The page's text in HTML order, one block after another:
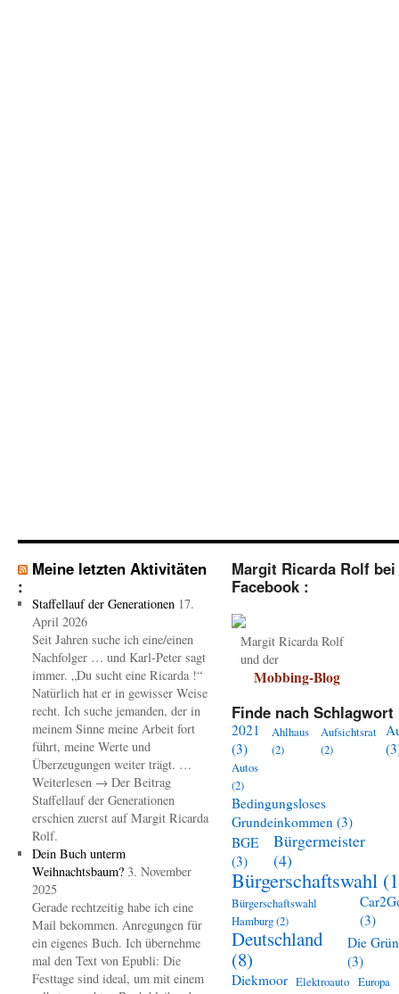
Meine letzten Aktivitäten
:
Staffellauf der Generationen 17.
April 2026
Seit Jahren suche ich eine/einen
Nachfolger … und Karl-Peter sagt
immer. „Du sucht eine Ricarda !“
Natürlich hat er in gewisser Weise
recht. Ich suche jemanden, der in
meinem Sinne meine Arbeit fort
führt, meine Werte und
Überzeugungen weiter trägt. …
Weiterlesen → Der Beitrag
Staffellauf der Generationen
erschien zuerst auf Margit Ricarda
Rolf.
Dein Buch unterm
Weihnachtsbaum? 3. November
2025
Gerade rechtzeitig habe ich eine
Mail bekommen. Anregungen für
ein eigenes Buch. Ich übernehme
mal den Text von Epubli: Die
Festtage sind ideal, um mit einem
Margit Ricarda Rolf bei
Facebook :
Margit Ricarda Rolf
und der
Mobbing-Blog
Finde nach Schlagwort
2021
(3)
Ahlhaus
(2)
Aufsichtsrat
(2)
Autos
(2)
Bedingungsloses
Grundeinkommen (3)
BGE
(3)
Bürgermeister
(4)
Bürgerschaftswahl
Bürgerschaftswahl
Hamburg(2)
(3)
Deutschland
(8)
Die
(3)
Diekmoor Elektroauto Europa